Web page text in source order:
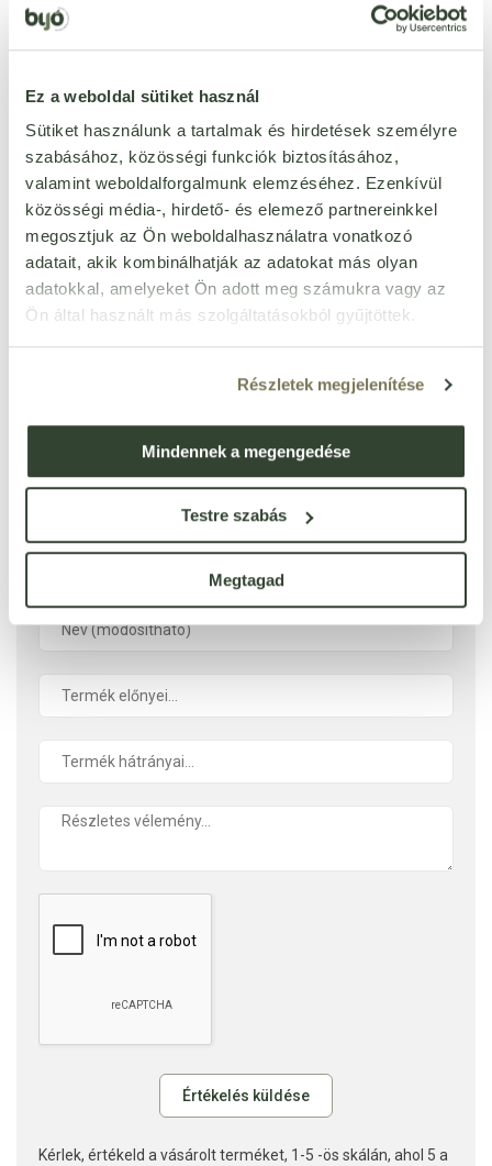
Ez a weboldal sütiket használ
Sütiket használunk a tartalmak és hirdetések személyre
szabásához, közösségi funkciók biztosításához,
valamint weboldalforgalmunk elemzéséhez. Ezenkívül
közösségi média-, hirdető- és elemező partnereinkkel
megosztjuk az Ön weboldalhasználatra vonatkozó
adatait, akik kombinálhatják az adatokat más olyan
adatokkal, amelyeket Ön adott meg számukra vagy az
Ön által használt más szolgáltatásokból gyűjtöttek.
Részletek megjelenítése
Mindennek a megengedése
Testre szabás
Megtagad
szilikonmentes Igen
mesterséges adalékanyag
mentes
hipoallergén Nem
alkohol mentes
ECO CERT
pálmaolajmentes
SLS-mentes Igen
ÉRTÉKELÉST ÍROK
Kérlek, értékeld a vásárolt terméket, 1-5 -ös skálán, ahol 5 a